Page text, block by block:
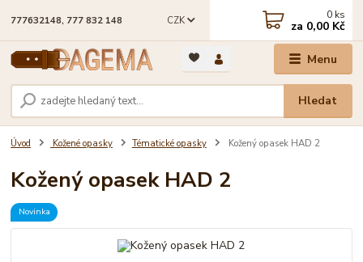
Menu
CZK
Hledat
777632148, 777 832 148 0 ks
za 0,00 Kč
Úvod Kožené opasky Tématické opasky Kožený opasek HAD 2
Kožený opasek HAD 2
Novinka